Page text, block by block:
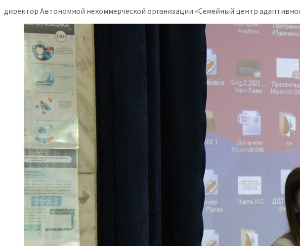
директор Автономной некоммерческой организации «Семейный центр